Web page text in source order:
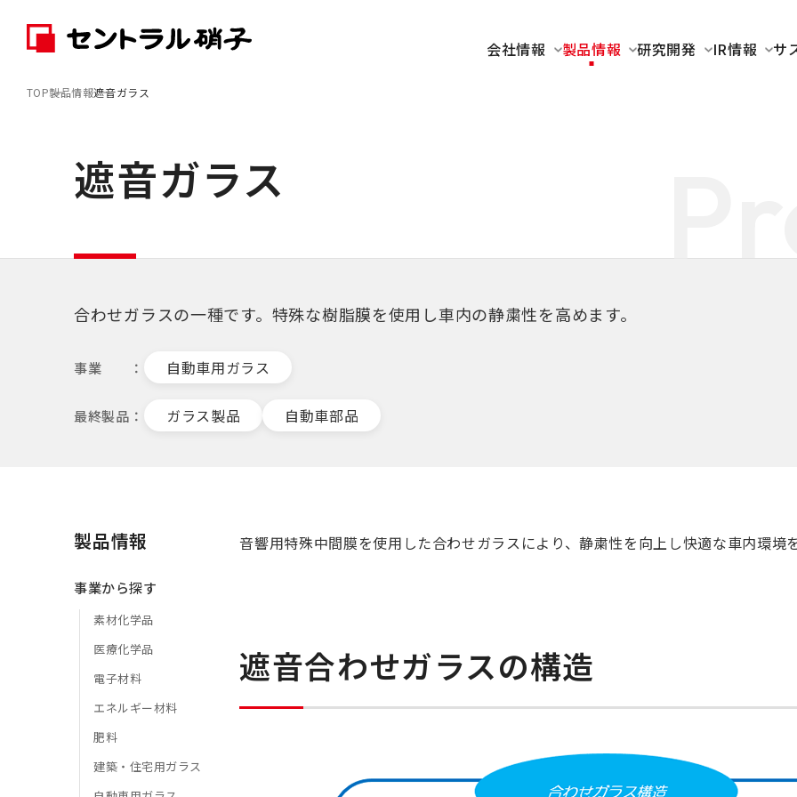
会社情報 製品情報 研究開発 IR情報 サ
TOP製品情報遮音ガラス
遮音ガラス
合わせガラスの一種です。特殊な樹脂膜を使用し車内の静粛性を高めます。
事業 自動車用ガラス
最終製品 ガラス製品 自動車部品
製品情報
事業から探す
素材化学品
医療化学品
電子材料
エネルギー材料
肥料
建築・住宅用ガラス
音響用特殊中間膜を使用した合わせガラスにより、静粛性を向上し快適な車内環境
遮音合わせガラスの構造